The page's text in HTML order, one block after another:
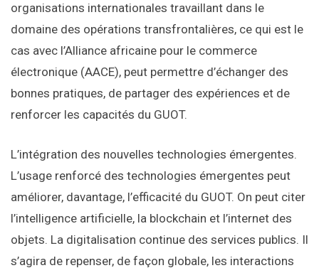
organisations internationales travaillant dans le
domaine des opérations transfrontalières, ce qui est le
cas avec l’Alliance africaine pour le commerce
électronique (AACE), peut permettre d’échanger des
bonnes pratiques, de partager des expériences et de
renforcer les capacités du GUOT.
L’intégration des nouvelles technologies émergentes.
L’usage renforcé des technologies émergentes peut
améliorer, davantage, l’efficacité du GUOT. On peut citer
l’intelligence artificielle, la blockchain et l’internet des
objets. La digitalisation continue des services publics. Il
s’agira de repenser, de façon globale, les interactions